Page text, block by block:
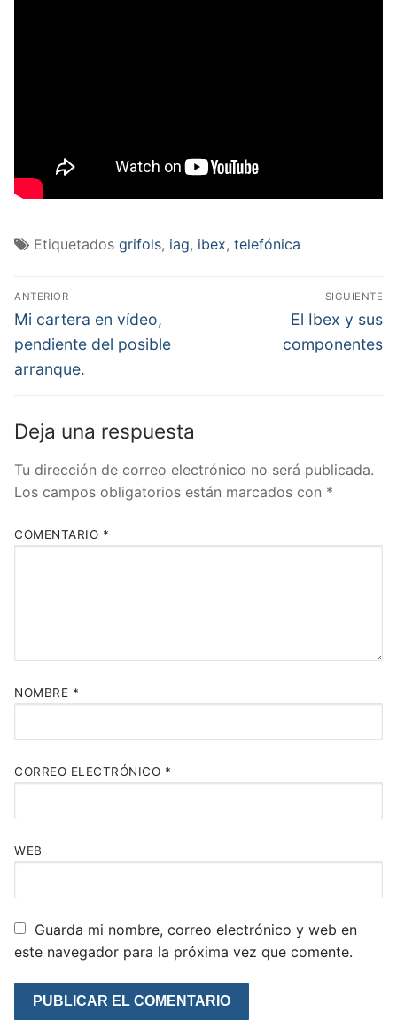
Etiquetados grifols, iag, ibex, telefónica
Navegación
de
entradas
ANTERIOR
Entrada
anterior:
Mi cartera en vídeo,
pendiente del posible
arranque.
SIGUIENTE
Entrada
siguiente:
El Ibex y sus
componentes
Deja una respuesta
Tu dirección de correo electrónico no será publicada.
Los campos obligatorios están marcados con *
COMENTARIO *
NOMBRE *
CORREO ELECTRÓNICO *
WEB
Guarda mi nombre, correo electrónico y web en
este navegador para la próxima vez que comente.